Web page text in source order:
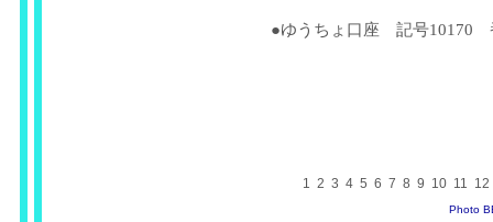
●ゆうちょ口座 記号10170
1 2 3 4 5 6 7 8 9 10 11 12
Photo